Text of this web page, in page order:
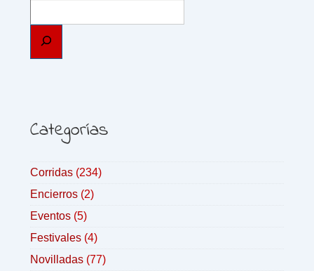
Categorías
Corridas (234)
Encierros (2)
Eventos (5)
Festivales (4)
Novilladas (77)